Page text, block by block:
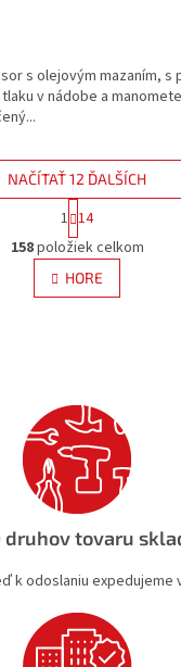
s olejovým mazaním, s
v nádobe a
O
v
l
á
e
p
r
v
k
ý
i
s
u
NAČÍTAŤ 12 ĎALŠÍCH
S
t
r
á
n
k
e
1 14
158položiek celkom
HORE
druhov tovaru
k odoslaniu expedujeme